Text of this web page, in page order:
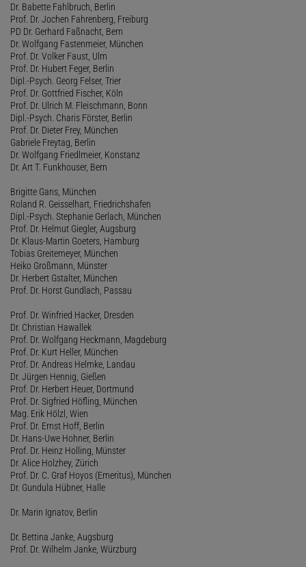
Dr. Babette Fahlbruch, Berlin
Prof. Dr. Jochen Fahrenberg, Freiburg
PD Dr. Gerhard Faßnacht, Bern
Dr. Wolfgang Fastenmeier, München
Prof. Dr. Volker Faust, Ulm
Prof. Dr. Hubert Feger, Berlin
Dipl.-Psych. Georg Felser, Trier
Prof. Dr. Gottfried Fischer, Köln
Prof. Dr. Ulrich M. Fleischmann, Bonn
Dipl.-Psych. Charis Förster, Berlin
Prof. Dr. Dieter Frey, München
Gabriele Freytag, Berlin
Dr. Wolfgang Friedlmeier, Konstanz
Dr. Art T. Funkhouser, Bern
Brigitte Gans, München
Roland R. Geisselhart, Friedrichshafen
Dipl.-Psych. Stephanie Gerlach, München
Prof. Dr. Helmut Giegler, Augsburg
Dr. Klaus-Martin Goeters, Hamburg
Tobias Greitemeyer, München
Heiko Großmann, Münster
Dr. Herbert Gstalter, München
Prof. Dr. Horst Gundlach, Passau
Prof. Dr. Winfried Hacker, Dresden
Dr. Christian Hawallek
Prof. Dr. Wolfgang Heckmann, Magdeburg
Prof. Dr. Kurt Heller, München
Prof. Dr. Andreas Helmke, Landau
Dr. Jürgen Hennig, Gießen
Prof. Dr. Herbert Heuer, Dortmund
Prof. Dr. Sigfried Höfling, München
Mag. Erik Hölzl, Wien
Prof. Dr. Ernst Hoff, Berlin
Dr. Hans-Uwe Hohner, Berlin
Prof. Dr. Heinz Holling, Münster
Dr. Alice Holzhey, Zürich
Prof. Dr. C. Graf Hoyos (Emeritus), München
Dr. Gundula Hübner, Halle
Dr. Marin Ignatov, Berlin
Dr. Bettina Janke, Augsburg
Prof. Dr. Wilhelm Janke, Würzburg